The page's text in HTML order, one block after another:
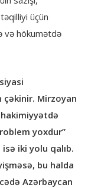
üçün
və hökumətdə
Mirzoyan
yoxdur”
isə iki yolu qalıb.
bu halda
Azərbaycan